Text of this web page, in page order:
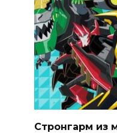
Стронгарм из